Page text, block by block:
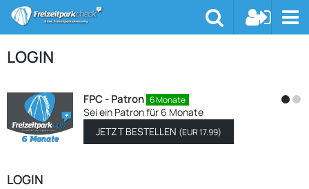
LOGIN
FPC - Patron 6 Monate
Sei ein Patron für 6 Monate
JETZT BESTELLEN (EUR 17.99)
LOGIN